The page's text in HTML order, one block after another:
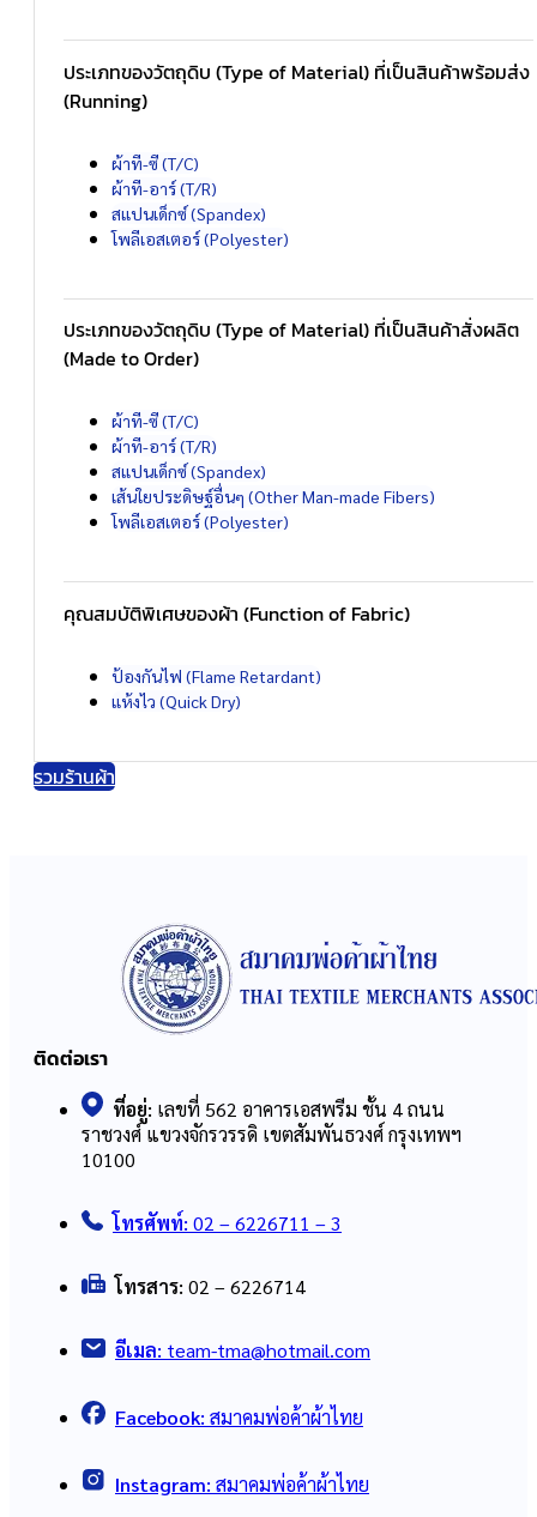
ประเภทของวัตถุดิบ (Type of Material) ที่เป็นสินค้าพร้อมส่ง
(Running)
ผ้าที-ซี (T/C)
ผ้าที-อาร์ (T/R)
สแปนเด็กซ์ (Spandex)
โพลีเอสเตอร์ (Polyester)
ประเภทของวัตถุดิบ (Type of Material) ที่เป็นสินค้าสั่งผลิต
(Made to Order)
ผ้าที-ซี (T/C)
ผ้าที-อาร์ (T/R)
สแปนเด็กซ์ (Spandex)
เส้นใยประดิษฐ์อื่นๆ (Other Man-made Fibers)
โพลีเอสเตอร์ (Polyester)
คุณสมบัติพิเศษของผ้า (Function of Fabric)
ป้องกันไฟ (Flame Retardant)
แห้งไว (Quick Dry)
รวมร้านผ้า
ติดต่อเรา
ที่อยู่: เลขที่ 562 อาคารเอสพรีม ชั้น 4 ถนน
ราชวงศ์ แขวงจักรวรรดิ เขตสัมพันธวงศ์ กรุงเทพฯ
10100
โทรศัพท์: 02 – 6226711 – 3
โทรสาร: 02 – 6226714
อีเมล: team-tma@hotmail.com
Facebook: สมาคมพ่อค้าผ้าไทย
Instagram: สมาคมพ่อค้าผ้าไทย